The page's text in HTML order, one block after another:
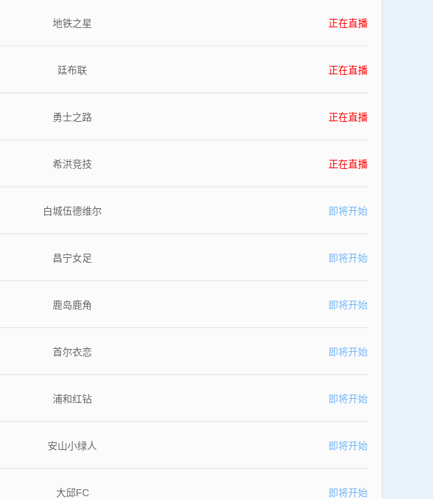
地铁之星 正在直播
廷布联 正在直播
勇士之路 正在直播
希洪竞技 正在直播
白城伍德维尔 即将开始
昌宁女足 即将开始
鹿岛鹿角 即将开始
首尔衣恋 即将开始
浦和红钻 即将开始
安山小绿人 即将开始
大邱FC 即将开始